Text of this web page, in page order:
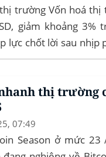
trường Vốn hoá thị
giảm khoảng 3%
lực chốt lời sau nhịp
dominance: ở
dẫn dắt khi altcoin
thị trường
07:49
Season ở mức